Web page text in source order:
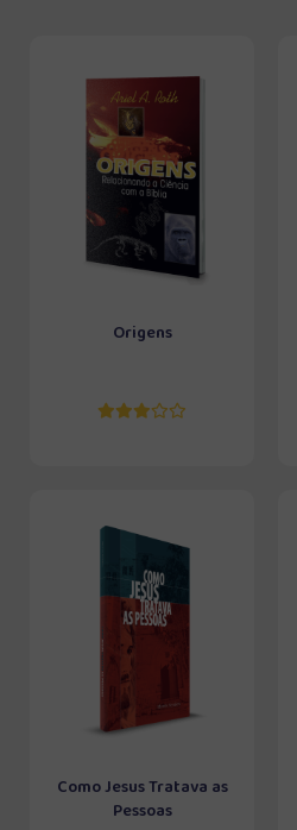
Origens
Como Jesus Tratava as
Pessoas